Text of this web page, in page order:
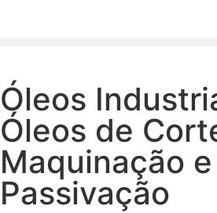
Óleos
Óleos de
Maquinação e
Passivação